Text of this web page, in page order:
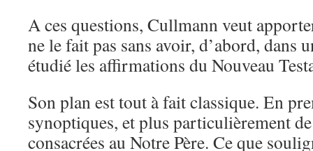
A ces questions, Cullmann veut
ne le fait pas sans avoir, d’abord, dans
étudié les affirmations du Nouveau
Son plan est tout à fait classique. En
synoptiques, et plus particulièrement
consacrées au Notre Père. Ce que